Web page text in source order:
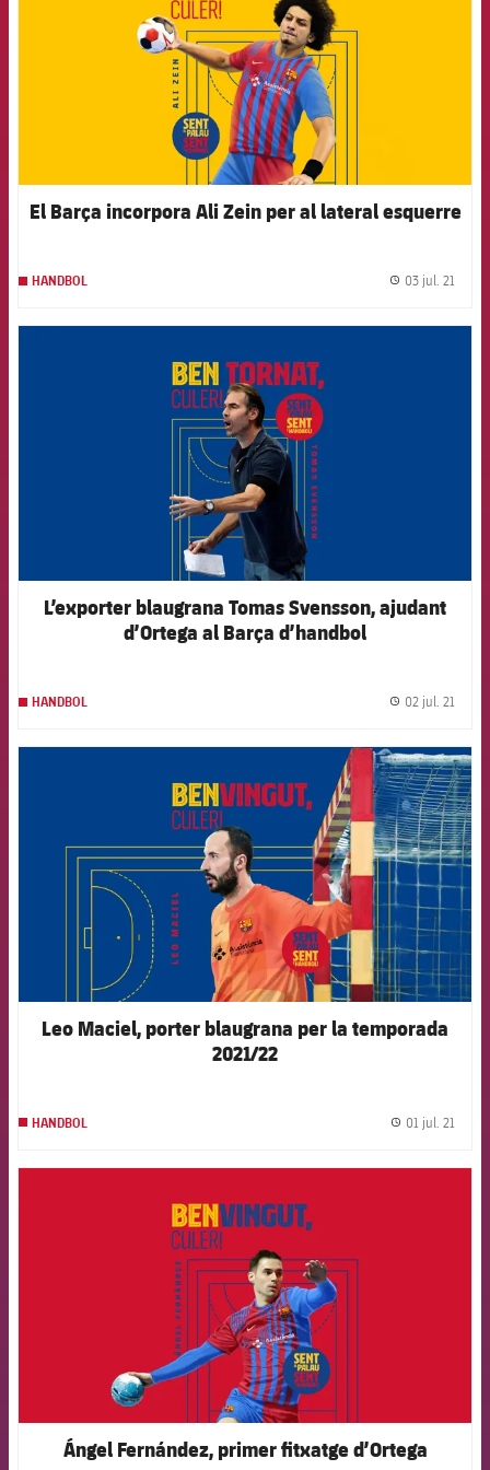
El Barça incorpora Ali Zein per al lateral esquerre
HANDBOL 03 jul. 21
L’exporter blaugrana Tomas Svensson, ajudant
d’Ortega al Barça d’handbol
HANDBOL 02 jul. 21
FCB Barcelona badge
Leo Maciel, porter blaugrana per la temporada
2021/22
HANDBOL 01 jul. 21
Ángel Fernández, primer fitxatge d’Ortega